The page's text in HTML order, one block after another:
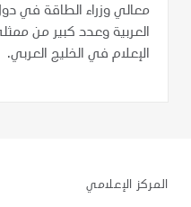
معالي وزراء الطاقة في
العربية وعدد كبير من
الإعلام في الخليج العربي.
المركز الإعلامي